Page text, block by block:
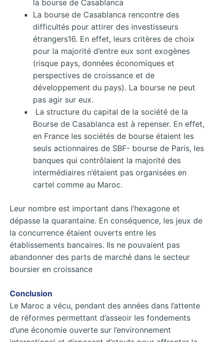
la bourse de Casablanca
La bourse de Casablanca rencontre des
difficultés pour attirer des investisseurs
étrangers16. En effet, leurs critères de choix
pour la majorité d’entre eux sont exogènes
(risque pays, données économiques et
perspectives de croissance et de
développement du pays). La bourse ne peut
pas agir sur eux.
La structure du capital de la société de la
Bourse de Casablanca est à repenser. En effet,
en France les sociétés de bourse étaient les
seuls actionnaires de SBF- bourse de Paris, les
banques qui contrôlaient la majorité des
intermédiaires n’étaient pas organisées en
cartel comme au Maroc.
Leur nombre est important dans l’hexagone et
dépasse la quarantaine. En conséquence, les jeux de
la concurrence étaient ouverts entre les
établissements bancaires. Ils ne pouvaient pas
abandonner des parts de marché dans le secteur
boursier en croissance
Conclusion
Le Maroc a vécu, pendant des années dans l’attente
de réformes permettant d’asseoir les fondements
d’une économie ouverte sur l’environnement